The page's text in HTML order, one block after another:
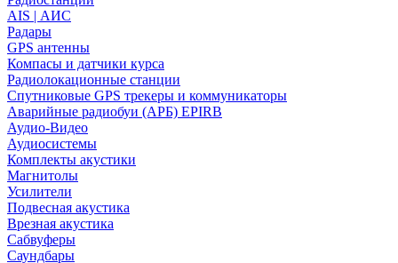
AIS | АИС
Радары
GPS антенны
Компасы и датчики курса
Радиолокационные станции
Спутниковые GPS трекеры и коммуникаторы
Аварийные радиобуи (АРБ) EPIRB
Аудио-Видео
Аудиосистемы
Комплекты акустики
Магнитолы
Усилители
Подвесная акустика
Врезная акустика
Сабвуферы
Саундбары